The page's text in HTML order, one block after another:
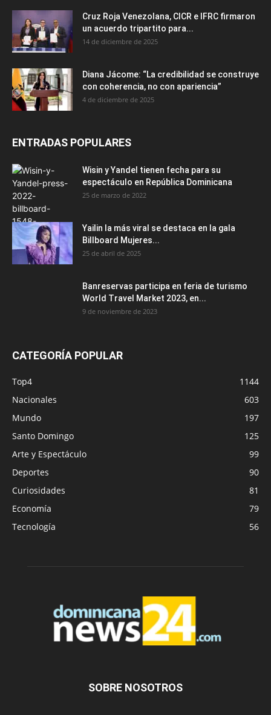
Cruz Roja Venezolana, CICR e IFRC firmaron
un acuerdo tripartito para...
14 de diciembre de 2025
Diana Jácome: “La credibilidad se construye
con coherencia, no con apariencia”
4 de diciembre de 2025
ENTRADAS POPULARES
Wisin y Yandel tienen fecha para su
espectáculo en República Dominicana
25 de marzo de 2022
Yailin la más viral se destaca en la gala
Billboard Mujeres...
25 de abril de 2025
Banreservas participa en feria de turismo
World Travel Market 2023, en...
9 de noviembre de 2023
CATEGORÍA POPULAR
Top4
1144
Nacionales
603
Mundo
197
Santo Domingo
125
Arte y Espectáculo
99
Deportes
90
Curiosidades
81
Economía
79
Tecnología
56
SOBRE NOSOTROS